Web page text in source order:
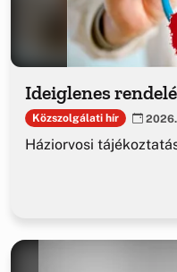
Ideiglenes
Közszolgálati hír
Háziorvosi